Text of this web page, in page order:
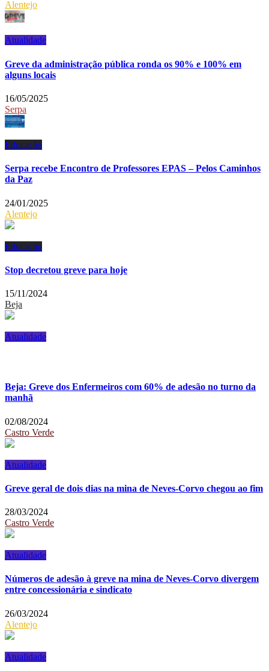
Alentejo
Atualidade
Greve da administração pública ronda os 90% e 100% em
alguns locais
16/05/2025
Serpa
Educação
Serpa recebe Encontro de Professores EPAS – Pelos Caminhos
da Paz
24/01/2025
Alentejo
Educação
Stop decretou greve para hoje
15/11/2024
Beja
Atualidade
Beja: Greve dos Enfermeiros com 60% de adesão no turno da
manhã
02/08/2024
Castro Verde
Atualidade
Greve geral de dois dias na mina de Neves-Corvo chegou ao fim
28/03/2024
Castro Verde
Atualidade
Números de adesão à greve na mina de Neves-Corvo divergem
entre concessionária e sindicato
26/03/2024
Alentejo
Atualidade